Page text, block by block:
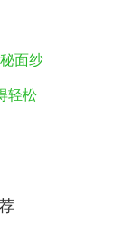
面纱
轻松